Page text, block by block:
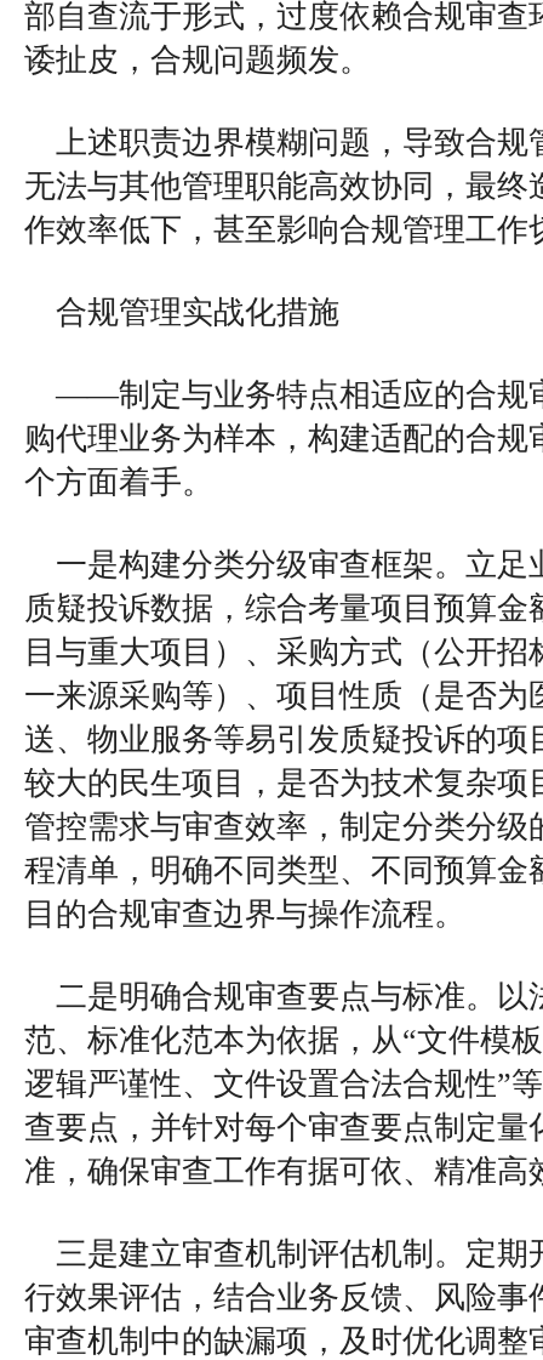
部自查流于形式，过度依赖合规审查
诿扯皮，合规问题频发。
上述职责边界模糊问题，导致合规
无法与其他管理职能高效协同，最终
作效率低下，甚至影响合规管理工作
合规管理实战化措施
——制定与业务特点相适应的合规
购代理业务为样本，构建适配的合规
个方面着手。
一是构建分类分级审查框架。立足
质疑投诉数据，综合考量项目预算金
目与重大项目）、采购方式（公开
一来源采购等）、项目性质（是否为
送、物业服务等易引发质疑投诉的项
较大的民生项目，是否为技术复杂项
管控需求与审查效率，制定分类分级
程清单，明确不同类型、不同预算金
目的合规审查边界与操作流程。
二是明确合规审查要点与标准。以
范、标准化范本为依据，从“文件模
逻辑严谨性、文件设置合法合规性”
查要点，并针对每个审查要点制定量
准，确保审查工作有据可依、精准高
三是建立审查机制评估机制。定期
行效果评估，结合业务反馈、风险事
审查机制中的缺漏项，及时优化调整